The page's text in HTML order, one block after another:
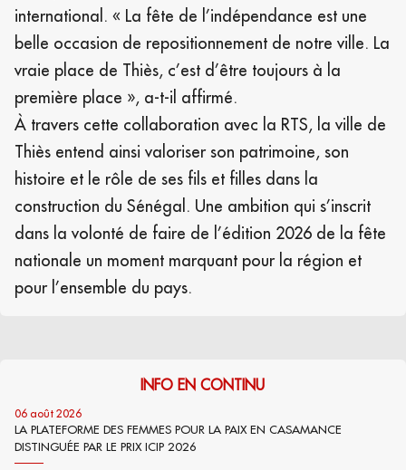
international. « La fête de l’indépendance est une
belle occasion de repositionnement de notre ville. La
vraie place de Thiès, c’est d’être toujours à la
première place », a-t-il affirmé.
À travers cette collaboration avec la RTS, la ville de
Thiès entend ainsi valoriser son patrimoine, son
histoire et le rôle de ses fils et filles dans la
construction du Sénégal. Une ambition qui s’inscrit
dans la volonté de faire de l’édition 2026 de la fête
nationale un moment marquant pour la région et
pour l’ensemble du pays.
INFO EN CONTINU
06 août 2026
LA PLATEFORME DES FEMMES POUR LA PAIX EN CASAMANCE
DISTINGUÉE PAR LE PRIX ICIP 2026